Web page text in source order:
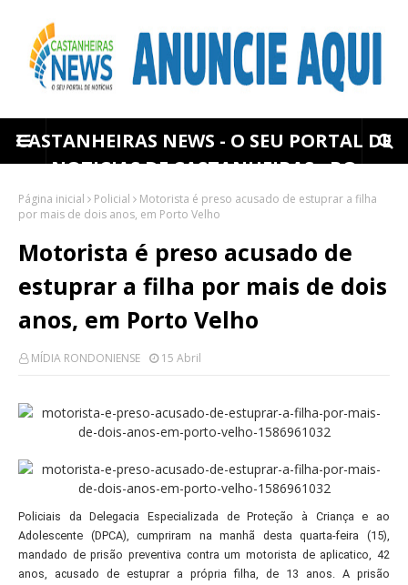
CASTANHEIRAS NEWS - O SEU PORTAL DE
NOTICIAS DE CASTANHEIRAS - RO
Página inicial Policial
Motorista é preso acusado de estuprar a filha
por mais de dois anos, em Porto Velho
Motorista é preso acusado de
estuprar a filha por mais de dois
anos, em Porto Velho
MÍDIA RONDONIENSE 15 Abril
Policiais da Delegacia Especializada de Proteção à Criança e ao
Adolescente (DPCA), cumpriram na manhã desta quarta-feira (15),
mandado de prisão preventiva contra um motorista de aplicatico, 42
anos, acusado de estuprar a própria filha, de 13 anos. A prisão